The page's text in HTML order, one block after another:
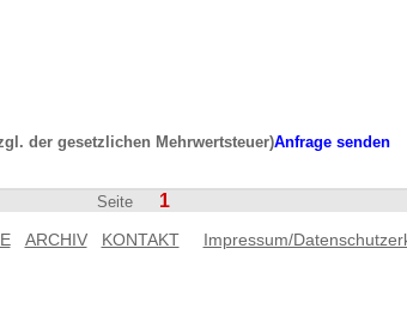
der gesetzlichen Mehrwertsteuer)Anfrage senden
Seite 1
ARCHIV KONTAKT Impressum/